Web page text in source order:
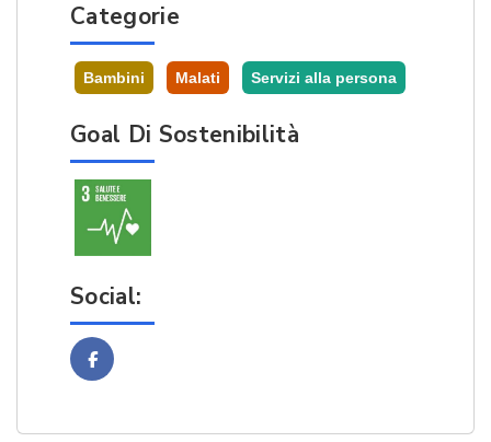
Categorie
Bambini Malati Servizi alla persona
Goal Di Sostenibilità
Social:
Facebook